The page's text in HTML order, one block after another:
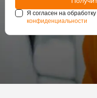
Я согласен на обработку
конфиденциальности